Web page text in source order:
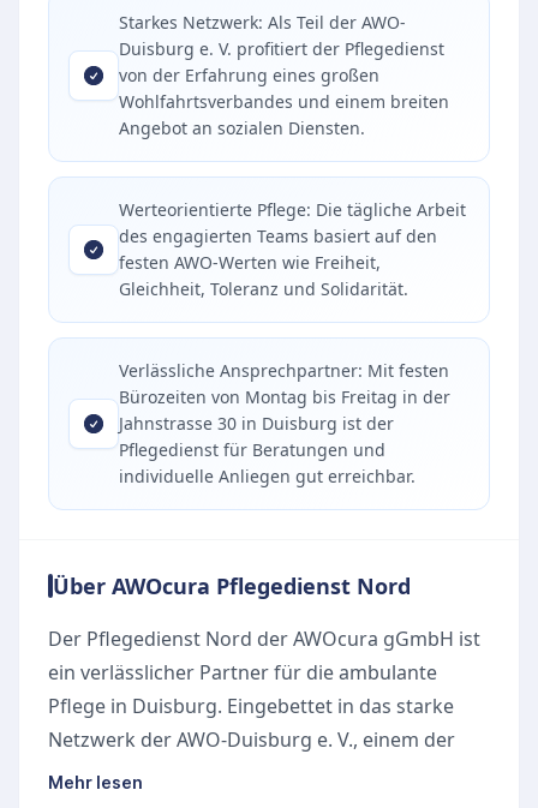
Starkes Netzwerk: Als Teil der AWO-
Duisburg e. V. profitiert der Pflegedienst
von der Erfahrung eines großen
Wohlfahrtsverbandes und einem breiten
Angebot an sozialen Diensten.
Werteorientierte Pflege: Die tägliche Arbeit
des engagierten Teams basiert auf den
festen AWO-Werten wie Freiheit,
Gleichheit, Toleranz und Solidarität.
Verlässliche Ansprechpartner: Mit festen
Bürozeiten von Montag bis Freitag in der
Jahnstrasse 30 in Duisburg ist der
Pflegedienst für Beratungen und
individuelle Anliegen gut erreichbar.
Über AWOcura Pflegedienst Nord
Der Pflegedienst Nord der AWOcura gGmbH ist
ein verlässlicher Partner für die ambulante
Pflege in Duisburg. Eingebettet in das starke
Netzwerk der AWO-Duisburg e. V., einem der
größten Wohlfahrtsverbände der Stadt, richtet
Mehr lesen